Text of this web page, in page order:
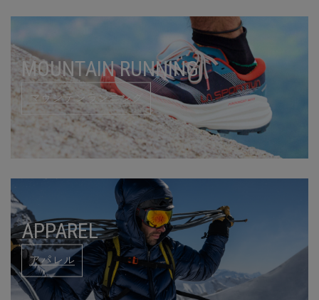
MOUNTAIN RUNNING
マウンテンランニング
APPAREL
アパレル